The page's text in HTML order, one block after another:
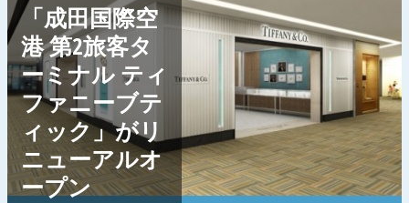
「成田国際空
港 第2旅客タ
ーミナル ティ
ファニーブテ
ィック」がリ
ニューアルオ
ープン